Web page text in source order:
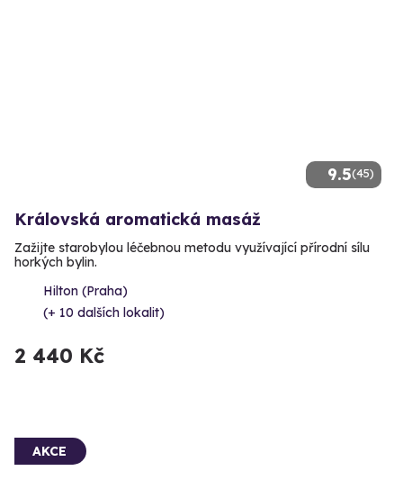
9.5(45)
Královská aromatická masáž
Zažijte starobylou léčebnou metodu využívající přírodní sílu
horkých bylin.
Hilton (Praha)
(+ 10 dalších lokalit)
2 440 Kč
AKCE